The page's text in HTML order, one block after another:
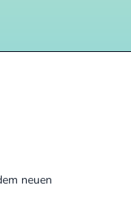
neuen